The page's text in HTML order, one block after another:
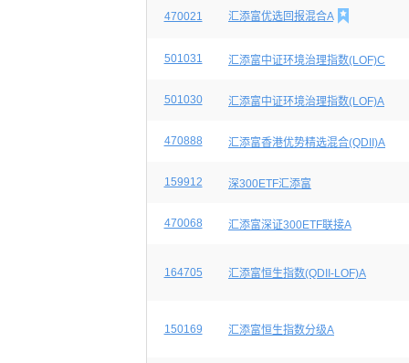
470021 汇添富优选回报混合A 
501031 汇添富中证环境治理指数(LOF)C
501030 汇添富中证环境治理指数(LOF)A
470888 汇添富香港优势精选混合(QDII)A
159912 深300ETF汇添富
470068 汇添富深证300ETF联接A
164705 汇添富恒生指数(QDII-LOF)A
150169 汇添富恒生指数分级A